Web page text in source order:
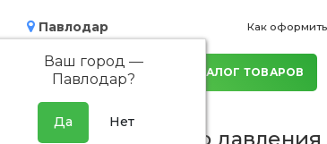
Павлодар
Ваш город —
Павлодар?
Как оформить
КАТАЛОГ ТОВАРОВ
Шланги высокого